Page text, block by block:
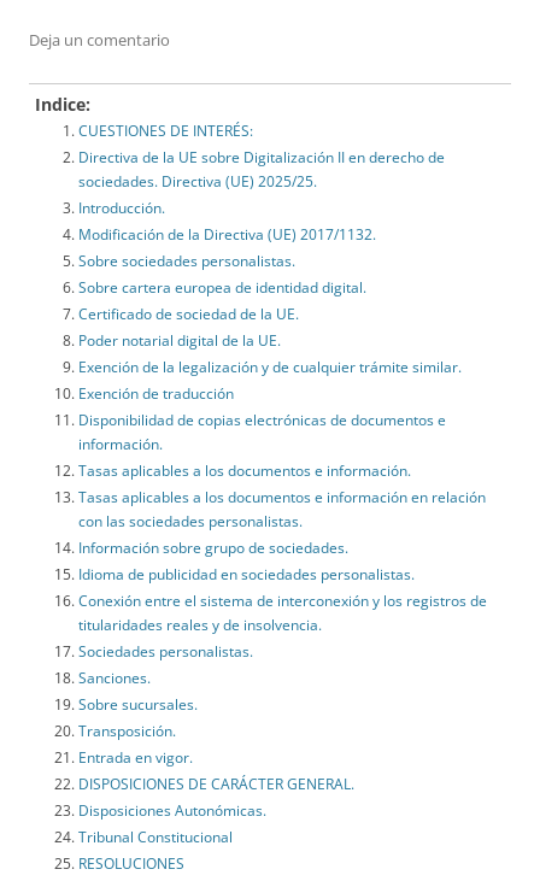
Deja un comentario
Indice:
CUESTIONES DE INTERÉS:
Directiva de la UE sobre Digitalización II en derecho de
sociedades. Directiva (UE) 2025/25.
Introducción.
Modificación de la Directiva (UE) 2017/1132.
Sobre sociedades personalistas.
Sobre cartera europea de identidad digital.
Certificado de sociedad de la UE.
Poder notarial digital de la UE.
Exención de la legalización y de cualquier trámite similar.
Exención de traducción
Disponibilidad de copias electrónicas de documentos e
información.
Tasas aplicables a los documentos e información.
Tasas aplicables a los documentos e información en relación
con las sociedades personalistas.
Información sobre grupo de sociedades.
Idioma de publicidad en sociedades personalistas.
Conexión entre el sistema de interconexión y los registros de
titularidades reales y de insolvencia.
Sociedades personalistas.
Sanciones.
Sobre sucursales.
Transposición.
Entrada en vigor.
DISPOSICIONES DE CARÁCTER GENERAL.
Disposiciones Autonómicas.
Tribunal Constitucional
RESOLUCIONES